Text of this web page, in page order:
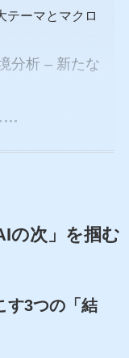
テーマとマクロ
分析 – 新たな
の次」を掴む
す3つの「結